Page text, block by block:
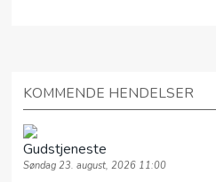
KOMMENDE HENDELSER
Gudstjeneste
Søndag 23. august, 2026 11:00